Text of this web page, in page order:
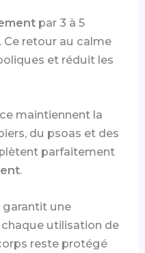
par 3 à 5
Ce retour au calme
et réduit les
maintiennent la
du psoas et des
parfaitement
.
une
utilisation de
reste protégé